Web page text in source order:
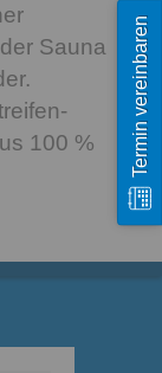
Sauna
100 %
Termin vereinbaren